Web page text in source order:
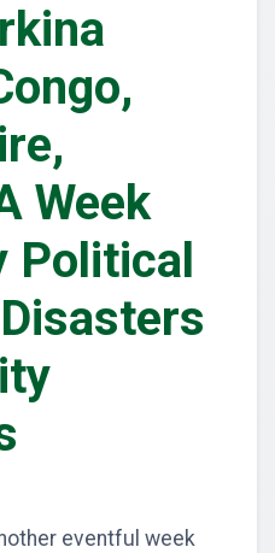
Week
Political
eventful week